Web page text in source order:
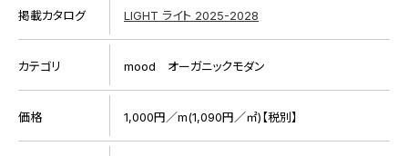
掲載カタログ LIGHT ライト 2025-2028
カテゴリ mood オーガニックモダン
価格 1,000円／m(1,090円／㎡)【税別】